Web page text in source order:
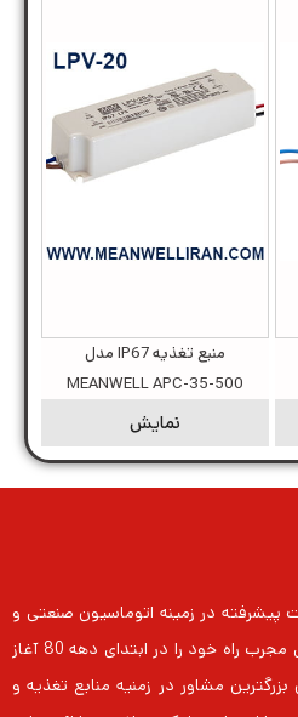
منبع تغذیه IP67 مدل
MEANWELL APC-35-500
نمایش
پیشرفته در زمینه اتوماسیون صنعتی و
ابزاردقیق و با بهره‌گیری از کادر فنی مجرب راه خود را در ابتدای دهه 80 آغاز
مشاور در زمنیه منابع تغذیه و